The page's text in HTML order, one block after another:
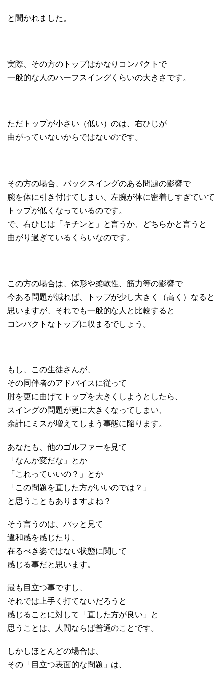
と聞かれました。
実際、その方のトップはかなりコンパクトで
一般的な人のハーフスイングくらいの大きさです。
ただトップが小さい（低い）のは、右ひじが
曲がっていないからではないのです。
その方の場合、バックスイングのある問題の影響で
腕を体に引き付けてしまい、左腕が体に密着しすぎていて
トップが低くなっているのです。
で、右ひじは「キチンと」と言うか、どちらかと言うと
曲がり過ぎているくらいなのです。
この方の場合は、体形や柔軟性、筋力等の影響で
今ある問題が減れば、トップが少し大きく（高く）なると
思いますが、それでも一般的な人と比較すると
コンパクトなトップに収まるでしょう。
もし、この生徒さんが、
その同伴者のアドバイスに従って
肘を更に曲げてトップを大きくしようとしたら、
スイングの問題が更に大きくなってしまい、
余計にミスが増えてしまう事態に陥ります。
あなたも、他のゴルファーを見て
「なんか変だな」とか
「これっていいの？」とか
「この問題を直した方がいいのでは？」
と思うこともありますよね？
そう言うのは、パッと見て
違和感を感じたり、
在るべき姿ではない状態に関して
感じる事だと思います。
最も目立つ事ですし、
それでは上手く打てないだろうと
感じることに対して「直した方が良い」と
思うことは、人間ならば普通のことです。
しかしほとんどの場合は、
その「目立つ表面的な問題」は、